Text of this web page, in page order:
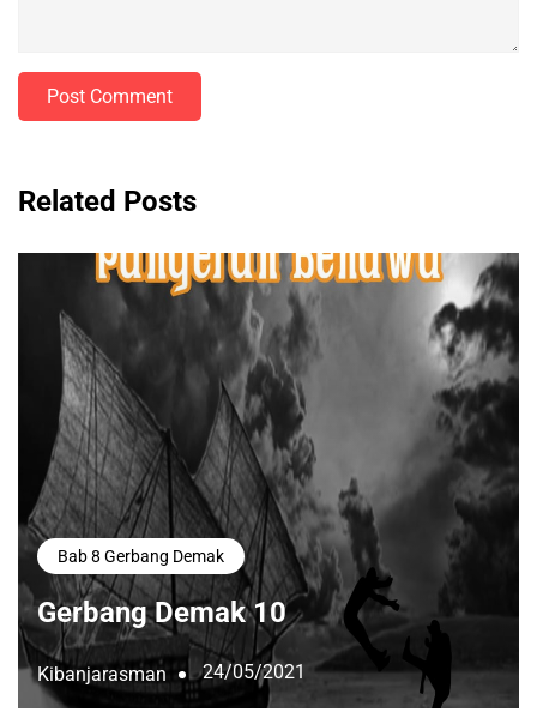
Post Comment
Related Posts
Bab 8 Gerbang Demak
Gerbang Demak 10
Kibanjarasman 24/05/2021